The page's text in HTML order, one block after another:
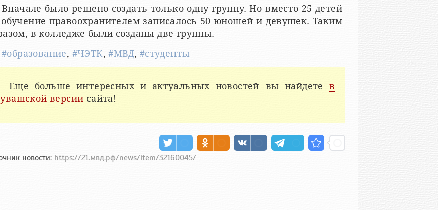
Вначале было решено создать только одну группу. Но вместо 25 детей
правоохранителем записалось 50 юношей и девушек. Таким
в колледже были созданы две группы.
#образование, #ЧЭТК,#МВД, #студенты
Еще больше интересных и актуальных новостей вы найдете в
версии сайта!
новости: https://21.мвд.рф/news/item/32160045/